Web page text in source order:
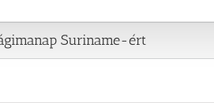
Suriname-ért